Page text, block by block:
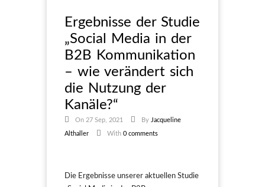
Ergebnisse der Studie
„Social Media in der
B2B Kommunikation
– wie verändert sich
die Nutzung der
Kanäle?“
On 27 Sep, 2021 By Jacqueline
Althaller With 0 comments
Die Ergebnisse unserer aktuellen Studie